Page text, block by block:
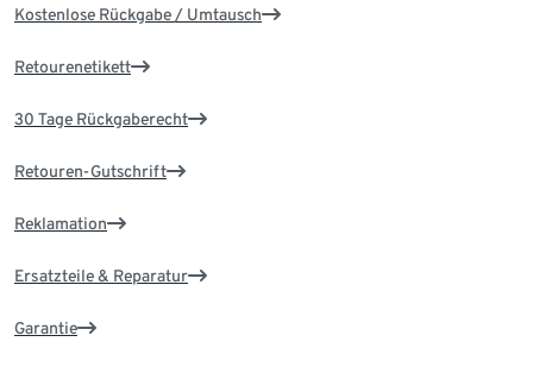
Kostenlose Rückgabe / Umtausch
Retourenetikett
30 Tage Rückgaberecht
Retouren-Gutschrift
Reklamation
Ersatzteile & Reparatur
Garantie